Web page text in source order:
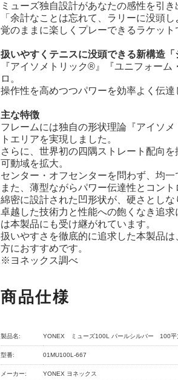
ミューズ独自設計があなたの感性を引
「余計なことは忘れて、ラリーに没頭
覚のままに楽しくプレーできるラケット
扱いやすくテニスに没頭できる新構造「
『アイソメトリック®』『ユニフォー
ロ。
操作性を高めつつパワーを効率よく伝
主な特徴
フレームには独自の形状理論『アイソ
トエリアを実現しました。
さらに、世界初の四隅ストレート配向
可動域を拡大。
センター・オフセンターを問わず、均一
また、薄型ながらパワー伝達性とコン
綿密に設計された凹形状が、硬さとし
卓越した技術力と性能への飽くなき追
は本製品にも受け継がれています。
扱いやすさを徹底的に追求した本製品
方におすすめです。
※ヨネックス調べ
商品仕様
製品名: YONEX ミューズ100L パールシルバー
型番: 01MU100L-667
メーカー: YONEX ヨネックス